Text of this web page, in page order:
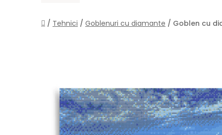
Acasă
/ Tehnici / Goblenuri cu diamante / Goblen cu